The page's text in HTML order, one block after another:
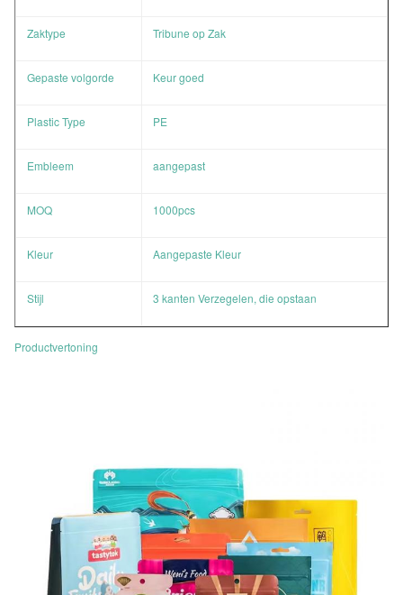
Zaktype Tribune op Zak
Gepaste volgorde Keur goed
Plastic Type PE
Embleem aangepast
MOQ 1000pcs
Kleur Aangepaste Kleur
Stijl 3 kanten Verzegelen, die opstaan
Productvertoning